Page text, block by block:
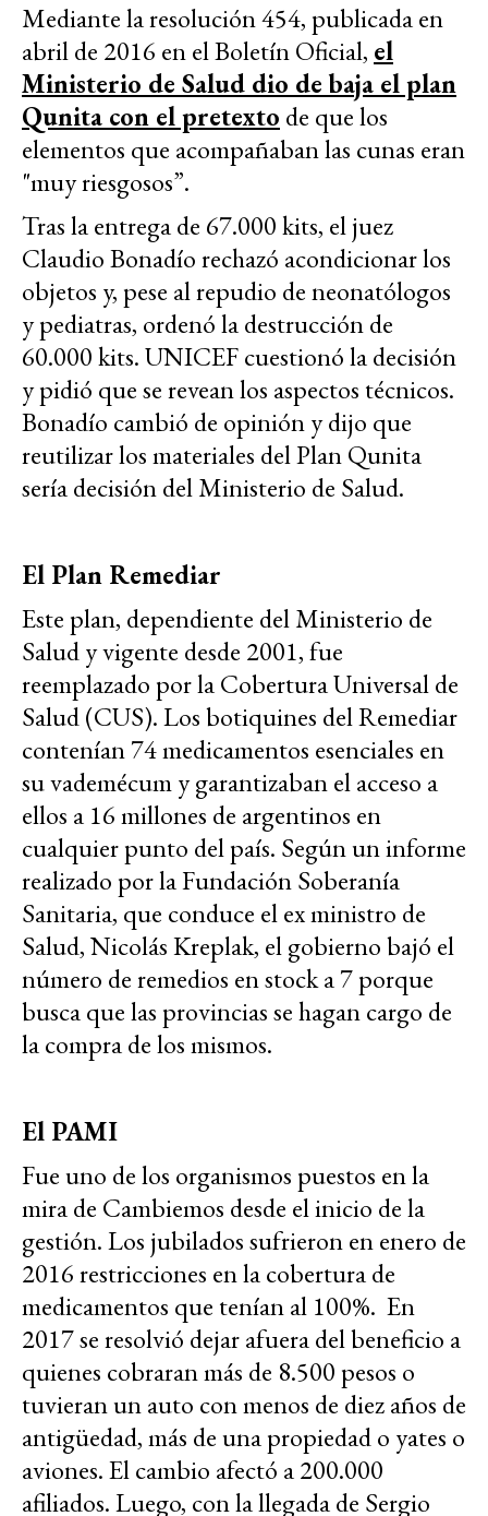
Mediante la resolución 454, publicada en
abril de 2016 en el Boletín Oficial, el
Ministerio de Salud dio de baja el plan
Qunita con el pretexto de que los
elementos que acompañaban las cunas eran
"muy riesgosos”.
Tras la entrega de 67.000 kits, el juez
Claudio Bonadío rechazó acondicionar los
objetos y, pese al repudio de neonatólogos
y pediatras, ordenó la destrucción de
60.000 kits. UNICEF cuestionó la decisión
y pidió que se revean los aspectos técnicos.
Bonadío cambió de opinión y dijo que
reutilizar los materiales del Plan Qunita
sería decisión del Ministerio de Salud.
El Plan Remediar
Este plan, dependiente del Ministerio de
Salud y vigente desde 2001, fue
reemplazado por la Cobertura Universal de
Salud (CUS). Los botiquines del Remediar
contenían 74 medicamentos esenciales en
su vademécum y garantizaban el acceso a
ellos a 16 millones de argentinos en
cualquier punto del país. Según un informe
realizado por la Fundación Soberanía
Sanitaria, que conduce el ex ministro de
Salud, Nicolás Kreplak, el gobierno bajó el
número de remedios en stock a 7 porque
busca que las provincias se hagan cargo de
la compra de los mismos.
El PAMI
Fue uno de los organismos puestos en la
mira de Cambiemos desde el inicio de la
gestión. Los jubilados sufrieron en enero de
2016 restricciones en la cobertura de
medicamentos que tenían al 100%. En
2017 se resolvió dejar afuera del beneficio a
quienes cobraran más de 8.500 pesos o
tuvieran un auto con menos de diez años de
antigüedad, más de una propiedad o yates o
aviones. El cambio afectó a 200.000
afiliados. Luego, con la llegada de Sergio